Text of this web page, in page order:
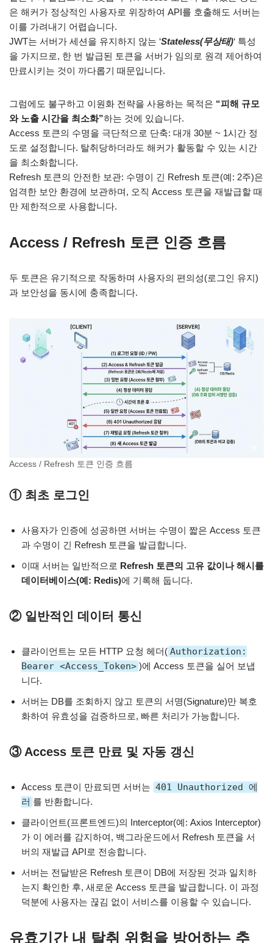
은 해커가 정상적인 사용자로 위장하여 API를 호출해도 서버는
이를 가려내기 어렵습니다.
JWT는 서버가 세션을 유지하지 않는 ‘Stateless(무상태)‘ 특성
을 가지므로, 한 번 발급된 토큰을 서버가 임의로 원격 제어하여
만료시키는 것이 까다롭기 때문입니다.
그럼에도 불구하고 이원화 전략을 사용하는 목적은 “피해 규모
와 노출 시간을 최소화”하는 것에 있습니다.
Access 토큰의 수명을 극단적으로 단축: 대개 30분 ~ 1시간 정
도로 설정합니다. 탈취당하더라도 해커가 활동할 수 있는 시간
을 최소화합니다.
Refresh 토큰의 안전한 보관: 수명이 긴 Refresh 토큰(예: 2주)은
엄격한 보안 환경에 보관하며, 오직 Access 토큰을 재발급할 때
만 제한적으로 사용합니다.
Access / Refresh 토큰 인증 흐름
두 토큰은 유기적으로 작동하며 사용자의 편의성(로그인 유지)
과 보안성을 동시에 충족합니다.
Access / Refresh 토큰 인증 흐름
① 최초 로그인
사용자가 인증에 성공하면 서버는 수명이 짧은 Access 토큰
과 수명이 긴 Refresh 토큰을 발급합니다.
이때 서버는 일반적으로 Refresh 토큰의 고유 값이나 해시를
데이터베이스(예: Redis)에 기록해 둡니다.
② 일반적인 데이터 통신
클라이언트는 모든 HTTP 요청 헤더( Authorization:
Bearer <Access_Token> )에 Access 토큰을 실어 보냅
니다.
서버는 DB를 조회하지 않고 토큰의 서명(Signature)만 복호
화하여 유효성을 검증하므로, 빠른 처리가 가능합니다.
③ Access 토큰 만료 및 자동 갱신
Access 토큰이 만료되면 서버는 401 Unauthorized 에
러 를 반환합니다.
클라이언트(프론트엔드)의 Interceptor(예: Axios Interceptor)
가 이 에러를 감지하여, 백그라운드에서 Refresh 토큰을 서
버의 재발급 API로 전송합니다.
서버는 전달받은 Refresh 토큰이 DB에 저장된 것과 일치하
는지 확인한 후, 새로운 Access 토큰을 발급합니다. 이 과정
덕분에 사용자는 끊김 없이 서비스를 이용할 수 있습니다.
유효기간 내 탈취 위험을 방어하는 추